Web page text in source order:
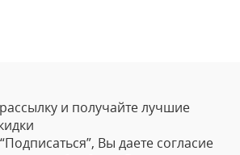
и получайте лучшие
Вы даете согласие